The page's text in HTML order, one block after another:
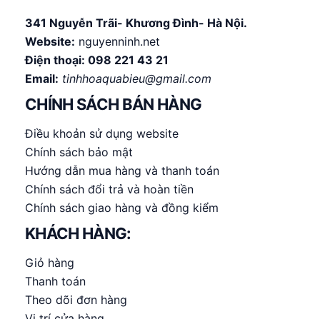
341 Nguyễn Trãi- Khương Đình- Hà Nội.
Website: nguyenninh.net
Điện thoại: 098 221 43 21
Email: tinhhoaquabieu@gmail.com
CHÍNH SÁCH BÁN HÀNG
Điều khoản sử dụng website
Chính sách bảo mật
Hướng dẫn mua hàng và thanh toán
Chính sách đổi trả và hoàn tiền
Chính sách giao hàng và đồng kiểm
KHÁCH HÀNG:
Giỏ hàng
Thanh toán
Theo dõi đơn hàng